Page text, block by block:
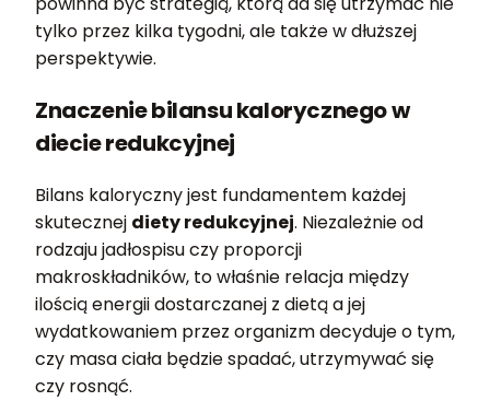
tylko przez kilka tygodni, ale także w dłuższej
perspektywie.
Znaczenie bilansu kalorycznego w
diecie redukcyjnej
Bilans kaloryczny jest fundamentem każdej
skutecznej diety redukcyjnej. Niezależnie od
rodzaju jadłospisu czy proporcji
makroskładników, to właśnie relacja między
ilością energii dostarczanej z dietą a jej
wydatkowaniem przez organizm decyduje o tym,
czy masa ciała będzie spadać, utrzymywać się
czy rosnąć.